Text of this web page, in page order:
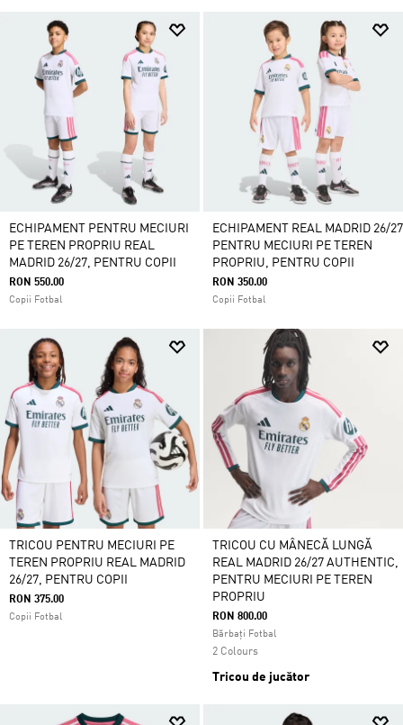
ECHIPAMENT PENTRU MECIURI
PE TEREN PROPRIU REAL
MADRID 26/27, PENTRU COPII
RON 550.00
Copii Fotbal
ECHIPAMENT REAL MADRID 26/27
PENTRU MECIURI PE TEREN
PROPRIU, PENTRU COPII
RON 350.00
Copii Fotbal
TRICOU PENTRU MECIURI PE
TEREN PROPRIU REAL MADRID
26/27, PENTRU COPII
RON 375.00
Copii Fotbal
TRICOU CU MÂNECĂ LUNGĂ
REAL MADRID 26/27 AUTHENTIC,
PENTRU MECIURI PE TEREN
PROPRIU
RON 800.00
Bărbați Fotbal
2 Colours
Tricou de jucător